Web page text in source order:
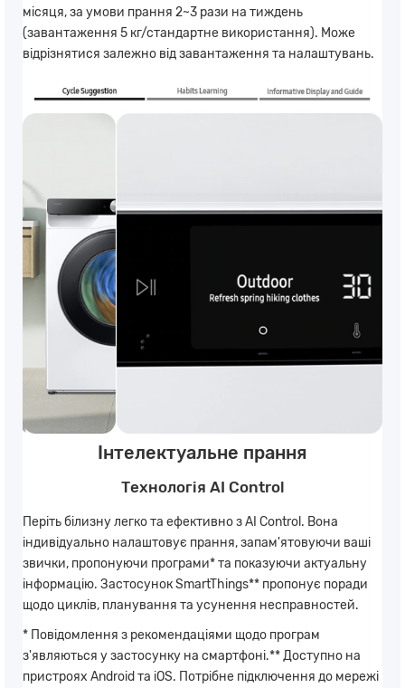
місяця, за умови прання 2~3 рази на тиждень
(завантаження 5 кг/стандартне використання). Може
відрізнятися залежно від завантаження та налаштувань.
Інтелектуальне прання
Технологія AI Control
Періть білизну легко та ефективно з AI Control. Вона
індивідуально налаштовує прання, запам'ятовуючи ваші
звички, пропонуючи програми* та показуючи актуальну
інформацію. Застосунок SmartThings** пропонує поради
щодо циклів, планування та усунення несправностей.
* Повідомлення з рекомендаціями щодо програм
з'являються у застосунку на смартфоні.** Доступно на
пристроях Android та iOS. Потрібне підключення до мережі